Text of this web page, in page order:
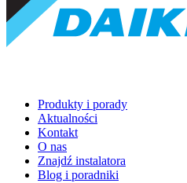
Produkty i porady
Aktualności
Kontakt
O nas
Znajdź instalatora
Blog i poradniki